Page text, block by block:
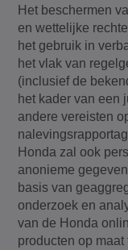
Het beschermen
en wettelijke
het gebruik in
het vlak van
(inclusief de
het kader van een
andere vereisten
Honda zal ook
anonieme
basis van
onderzoek en
van de Honda
producten op